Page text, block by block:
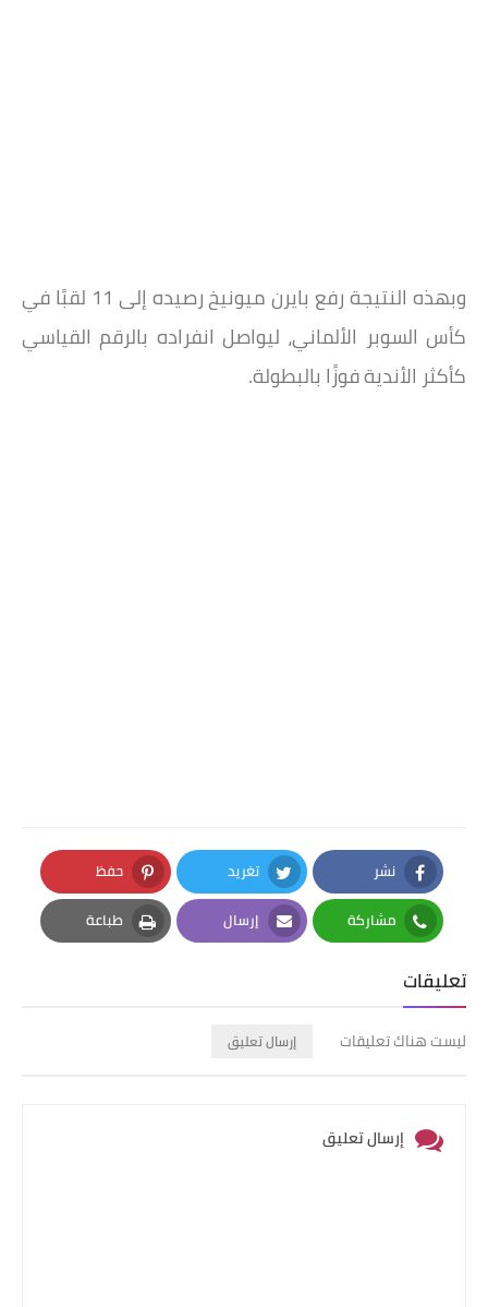
وبهذه النتيجة رفع بايرن ميونيخ رصيده إلى 11 لقبًا في
كأس السوبر الألماني، ليواصل انفراده بالرقم القياسي
كأكثر الأندية فوزًا بالبطولة.
نشر
Facebook
تغريد
Twitter
حفظ
Pinterest
مشاركة
Whatsapp
إرسال
Email
طباعة
Print
تعليقات
ليست هناك تعليقات إرسال تعليق
إرسال تعليق